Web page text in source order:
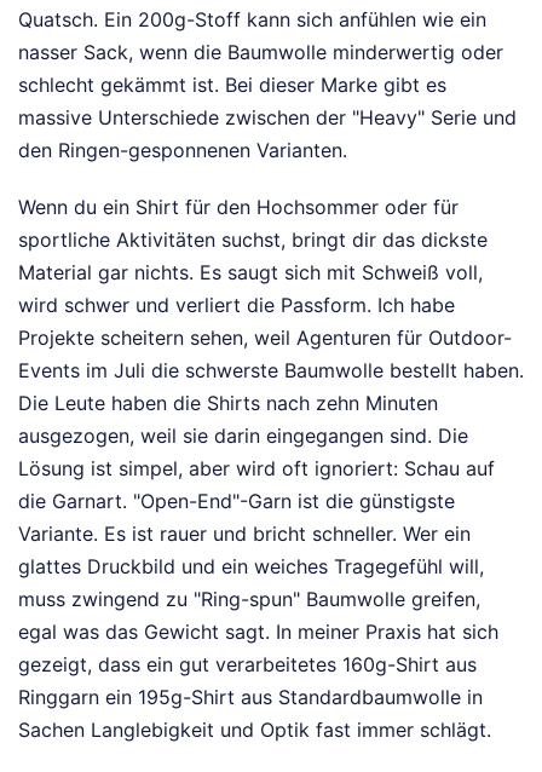
Quatsch. Ein 200g-Stoff kann sich anfühlen wie ein
nasser Sack, wenn die Baumwolle minderwertig oder
schlecht gekämmt ist. Bei dieser Marke gibt es
massive Unterschiede zwischen der "Heavy" Serie und
den Ringen-gesponnenen Varianten.
Wenn du ein Shirt für den Hochsommer oder für
sportliche Aktivitäten suchst, bringt dir das dickste
Material gar nichts. Es saugt sich mit Schweiß voll,
wird schwer und verliert die Passform. Ich habe
Projekte scheitern sehen, weil Agenturen für Outdoor-
Events im Juli die schwerste Baumwolle bestellt haben.
Die Leute haben die Shirts nach zehn Minuten
ausgezogen, weil sie darin eingegangen sind. Die
Lösung ist simpel, aber wird oft ignoriert: Schau auf
die Garnart. "Open-End"-Garn ist die günstigste
Variante. Es ist rauer und bricht schneller. Wer ein
glattes Druckbild und ein weiches Tragegefühl will,
muss zwingend zu "Ring-spun" Baumwolle greifen,
egal was das Gewicht sagt. In meiner Praxis hat sich
gezeigt, dass ein gut verarbeitetes 160g-Shirt aus
Ringgarn ein 195g-Shirt aus Standardbaumwolle in
Sachen Langlebigkeit und Optik fast immer schlägt.